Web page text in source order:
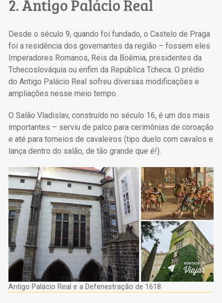
2. Antigo Palácio Real
Desde o século 9, quando foi fundado, o Castelo de Praga
foi a residência dos governantes da região – fossem eles
Imperadores Romanos, Reis da Boêmia, presidentes da
Tchecoslováquia ou enfim da República Tcheca. O prédio
do Antigo Palácio Real sofreu diversas modificações e
ampliações nesse meio tempo.
O Salão Vladislav, construído no século 16, é um dos mais
importantes – serviu de palco para cerimônias de coroação
e até para torneios de cavaleiros (tipo duelo com cavalos e
lança dentro do salão, de tão grande que é!).
Antigo Palácio Real e a Defenestração de 1618